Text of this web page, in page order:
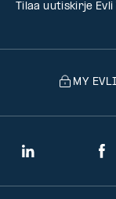
Tilaa uutiskirje Evli
LinkedIn
MY EVLI